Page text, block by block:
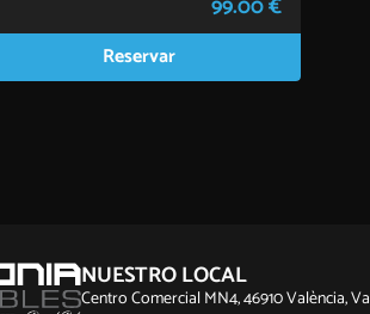
99.00 €
Reservar
NUESTRO LOCAL
Centro Comercial MN4, 46910 València,